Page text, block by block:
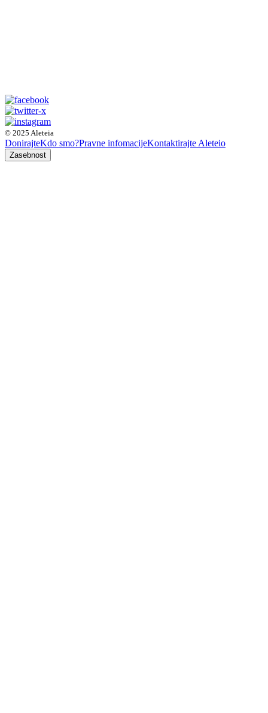
© 2025 Aleteia
DonirajteKdo smo?Pravne infomacijeKontaktirajte Aleteio
Zasebnost